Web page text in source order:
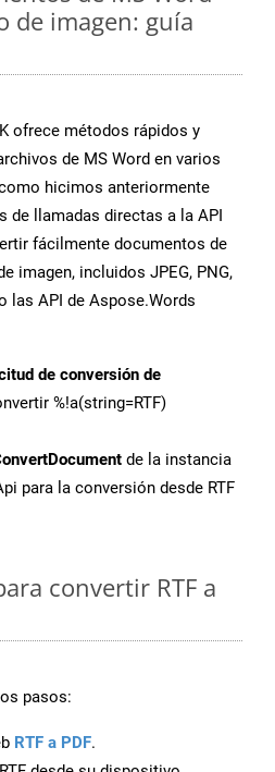
de imagen: guía
ofrece métodos rápidos y
de MS Word en varios
hicimos anteriormente
de llamadas directas a la API
fácilmente documentos de
imagen, incluidos JPEG, PNG,
las API de Aspose.Words
de conversión de
%!a(string=RTF)
de la instancia
para la conversión desde RTF
convertir RTF a
pasos:
RTF a PDF.